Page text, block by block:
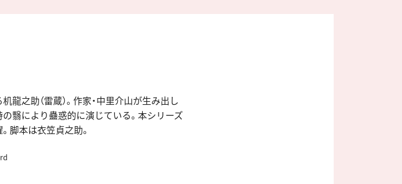
之助（雷蔵）。作家・中里介山が生み出し
翳により蠱惑的に演じている。本シリーズ
脚本は衣笠貞之助。